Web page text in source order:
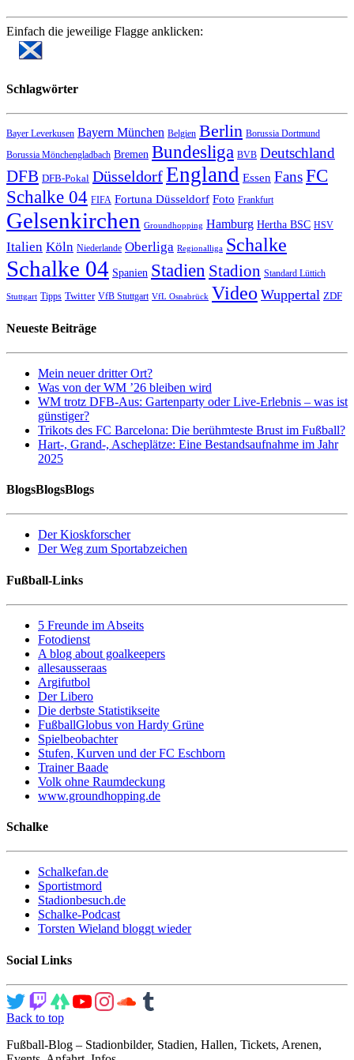
Einfach die jeweilige Flagge anklicken:
Schlagwörter
Bayer Leverkusen Bayern München Belgien Berlin Borussia Dortmund
Borussia Mönchengladbach Bremen Bundesliga BVB Deutschland
DFB DFB-Pokal DüsseldorfEngland Essen FansFC
Schalke 04 FIFA Fortuna Düsseldorf Foto Frankfurt
Gelsenkirchen Groundhopping Hamburg Hertha BSC HSV
Italien Köln Niederlande Oberliga Regionalliga Schalke
Schalke 04 Spanien Stadien Stadion Standard Lüttich
Stuttgart Tipps Twitter VfB Stuttgart VfL Osnabrück Video Wuppertal ZDF
Neueste Beiträge
Mein neuer dritter Ort?
Was von der WM ’26 bleiben wird
WM trotz DFB-Aus: Gartenparty oder Live-Erlebnis – was ist
günstiger?
Trikots des FC Barcelona: Die berühmteste Brust im Fußball?
Hart-, Grand-, Ascheplätze: Eine Bestandsaufnahme im Jahr
2025
BlogsBlogsBlogs
Der Kioskforscher
Der Weg zum Sportabzeichen
Fußball-Links
5 Freunde im Abseits
Fotodienst
A blog about goalkeepers
allesausseraas
Argifutbol
Der Libero
Die derbste Statistikseite
FußballGlobus von Hardy Grüne
Spielbeobachter
Stufen, Kurven und der FC Eschborn
Trainer Baade
Volk ohne Raumdeckung
www.groundhopping.de
Schalke
Schalkefan.de
Sportistmord
Stadionbesuch.de
Schalke-Podcast
Torsten Wieland bloggt wieder
Social Links
Back to top
Fußball-Blog – Stadionbilder, Stadien, Hallen, Tickets, Arenen,